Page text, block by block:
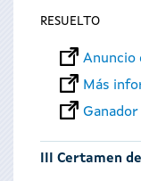
RESUELTO
Anuncio
Más
Ganador
III Certamen